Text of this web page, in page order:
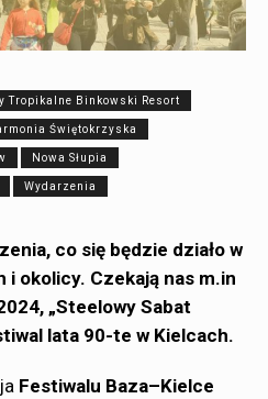
Tropikalne Binkowski Resort
Świętokrzyska
Nowa Słupia
Wydarzenia
co się będzie działo w
i okolicy. Czekają nas m.in
„Steelowy Sabat
lata 90-te w Kielcach.
Festiwalu Baza–Kielce